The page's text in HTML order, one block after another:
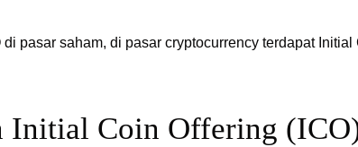
pasar saham, di pasar cryptocurrency terdapat
Initial Coin Offering